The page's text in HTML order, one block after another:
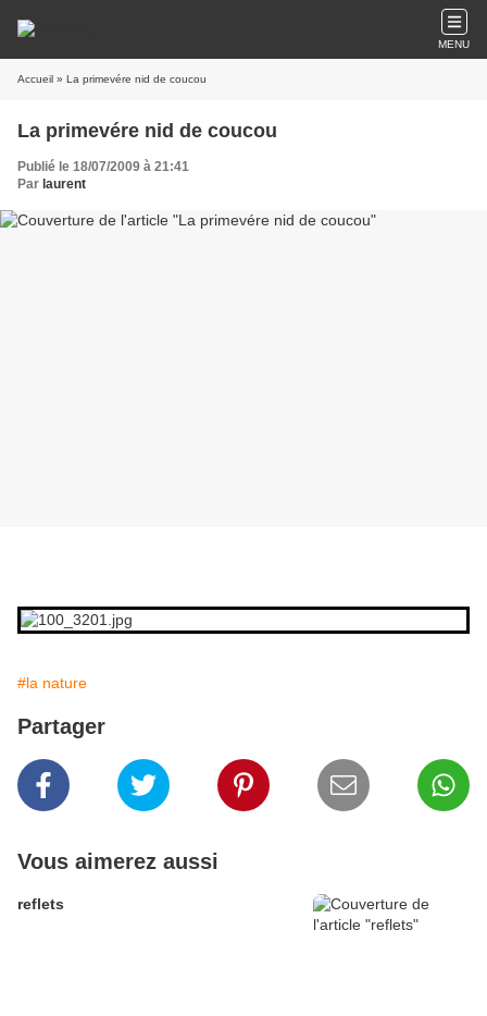
MENU
Accueil » La primevére nid de coucou
La primevére nid de coucou
Publié le 18/07/2009 à 21:41
Par laurent
#la nature
Partager
Vous aimerez aussi
reflets